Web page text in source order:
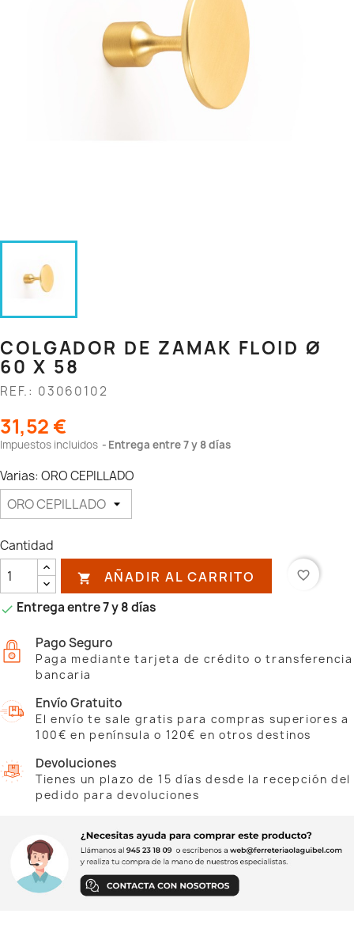
COLGADOR DE ZAMAK FLOID Ø
60 X 58
REF.: 03060102
31,52 €
Impuestos incluidos Entrega entre 7 y 8 días
Varias: ORO CEPILLADO
Cantidad
 AÑADIR AL CARRITO favorite_border
 Entrega entre 7 y 8 días
Pago Seguro
Paga mediante tarjeta de crédito o transferencia
bancaria
Envío Gratuito
El envío te sale gratis para compras superiores a
100€ en península o 120€ en otros destinos
Devoluciones
Tienes un plazo de 15 días desde la recepción del
pedido para devoluciones